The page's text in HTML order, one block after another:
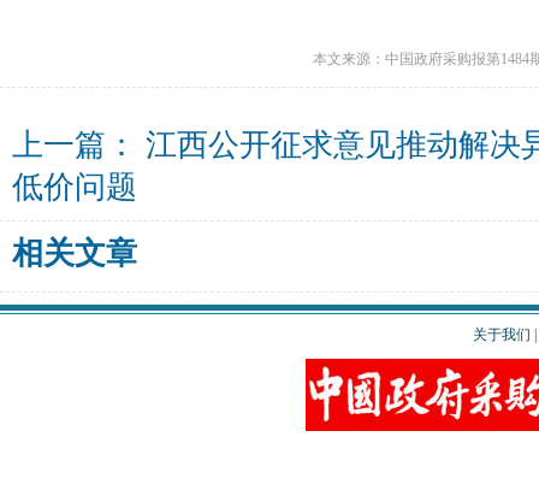
本文来源：中国政府采购报第1484
上一篇： 江西公开征求意见推动解决
低价问题
相关文章
关于我们